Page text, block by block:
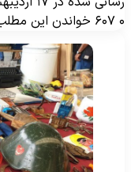
خواندن این مطلب ۱۳ دقیقه زمان میبرد